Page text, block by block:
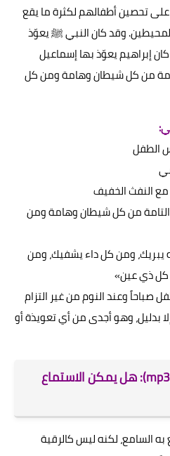
تحصين أطفالهم لكثرة ما يقع
وقد كان النبي ﷺ يعوّذ
إبراهيم يعوّذ بها إسماعيل
من كل شيطان وهامة ومن كل
الطفل
التامة من كل شيطان وهامة ومن
يبريك، ومن كل داء يشفيك، ومن
كل ذي عين»
صباحاً وعند النوم من غير التزام
وهو أجدى من أي تعويذة أو
الرقية الشرعية صوتياً (mp3): هل يمكن الاستماع
به السامع، لكنه ليس كالرقية